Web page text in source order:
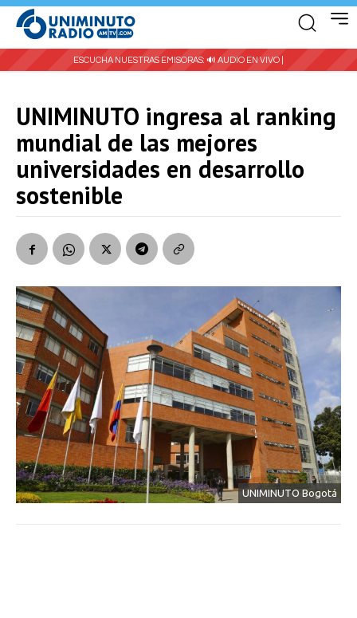
ESCUCHA NUESTRAS EMISORAS: 🔊 AUDIO EN VIVO |
UNIMINUTO ingresa al ranking
mundial de las mejores
universidades en desarrollo
sostenible
UNIMINUTO Bogotá